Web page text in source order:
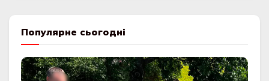
Популярне сьогодні